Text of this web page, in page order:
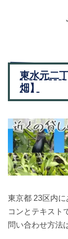
東水元二
畑】
東京都 23区内
コンとテキスト
問い合わせ方法